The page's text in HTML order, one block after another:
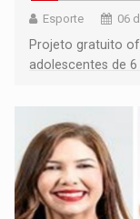
Esporte 06
Projeto gratuito
adolescentes de